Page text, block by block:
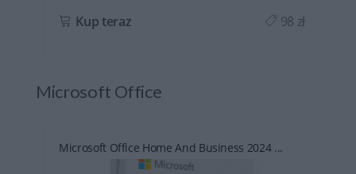
Kup teraz 98 zł
Microsoft Office
Microsoft Office Home And Business 2024 ...